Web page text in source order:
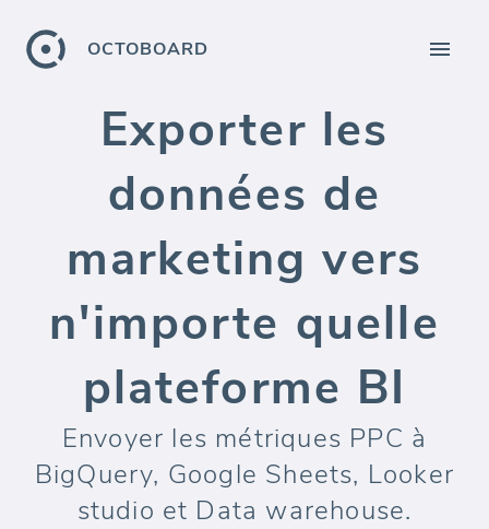
OCTOBOARD
Exporter les
données de
marketing vers
n'importe quelle
plateforme BI
Envoyer les métriques PPC à
BigQuery, Google Sheets, Looker
studio et Data warehouse.